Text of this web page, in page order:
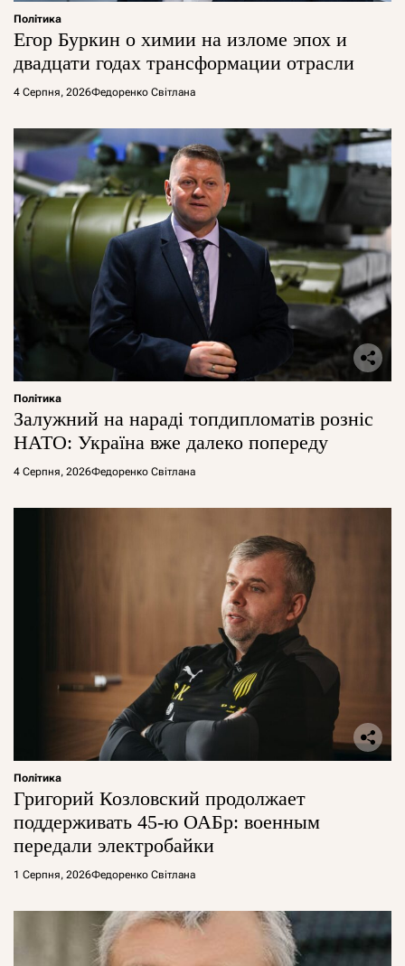
Політика
Егор Буркин о химии на изломе эпох и
двадцати годах трансформации отрасли
4 Серпня, 2026Федоренко Світлана
Політика
Залужний на нараді топдипломатів розніс
НАТО: Україна вже далеко попереду
4 Серпня, 2026Федоренко Світлана
Політика
Григорий Козловский продолжает
поддерживать 45-ю ОАБр: военным
передали электробайки
1 Серпня, 2026Федоренко Світлана